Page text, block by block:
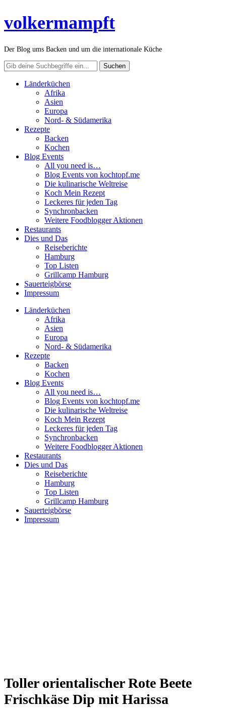
volkermampft
Der Blog ums Backen und um die internationale Küche
Länderküchen
Afrika
Asien
Europa
Nord- & Südamerika
Rezepte
Backen
Kochen
Blog Events
All you need is…
Blog Events von kochtopf.me
Die kulinarische Weltreise
Koch Mein Rezept
Leckeres für jeden Tag
Synchronbacken
Weitere Foodblogger Aktionen
Restaurants
Dies und Das
Reiseberichte
Hamburg
Top Listen
Grillcamp Hamburg
Sauerteigbörse
Impressum
Länderküchen
Afrika
Asien
Europa
Nord- & Südamerika
Rezepte
Backen
Kochen
Blog Events
All you need is…
Blog Events von kochtopf.me
Die kulinarische Weltreise
Koch Mein Rezept
Leckeres für jeden Tag
Synchronbacken
Weitere Foodblogger Aktionen
Restaurants
Dies und Das
Reiseberichte
Hamburg
Top Listen
Grillcamp Hamburg
Sauerteigbörse
Impressum
Toller orientalischer Rote Beete
Frischkäse Dip mit Harissa